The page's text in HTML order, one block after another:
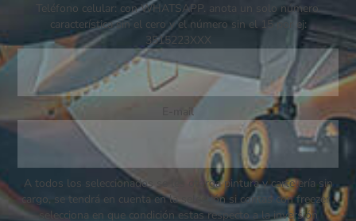
Teléfono celular: con WHATSAPP. anota un solo número.
característica sin el cero y el número sin el 15 por ej:
3515223XXX
E-mail
A todos los seleccionados se les otorga pintura y cartelería sin
cargo, se tendrá en cuenta en la selección si contas con freezer ,
selecciona en que condición estas respecto a la inversión